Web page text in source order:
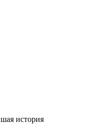
история